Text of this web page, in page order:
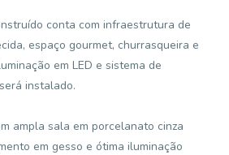
conta com infraestrutura de
espaço gourmet, churrasqueira e
em LED e sistema de
instalado.
ampla sala em porcelanato cinza
em gesso e ótima iluminação